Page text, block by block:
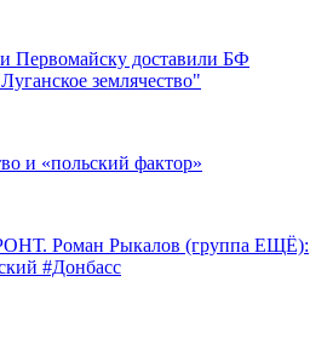
Первомайску доставили БФ
землячество"
и «польский фактор»
Роман Рыкалов (группа ЕЩЁ):
#Донбасс